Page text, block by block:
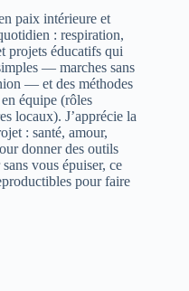
paix intérieure et
: respiration,
projets éducatifs qui
— marches sans
— et des méthodes
équipe (rôles
locaux). J’apprécie la
: santé, amour,
donner des outils
vous épuiser, ce
pour faire